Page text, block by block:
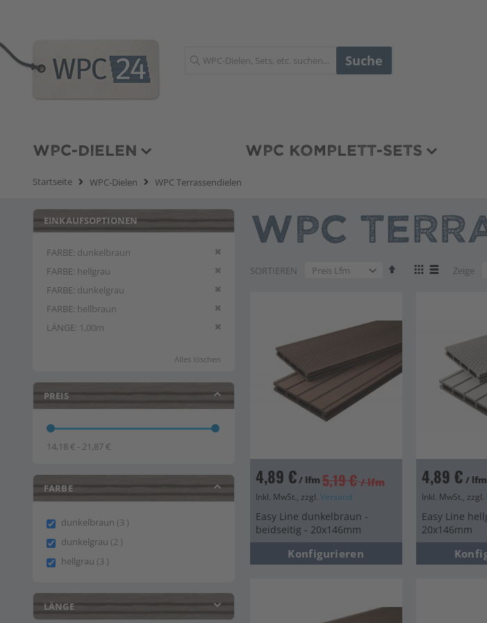
Suche
WPC-DIELEN WPC KOMPLETT-SETS
Startseite WPC-Dielen WPC Terrassendielen
WPC
SORTIEREN
AbsteigendAnzeigen
Zeige
4,89 €/ lfm 5,19 € / lfm
Inkl. MwSt., zzgl. Versand
Easy Line dunkelbraun -
beidseitig - 20x146mm
Konfigurieren
4,89 € / lfm
Inkl. MwSt., zzgl.
Easy Line
20x146mm
EINKAUFSOPTIONEN
FARBE dunkelbraun
Diesen Artikel entfernen
FARBE hellgrau
Diesen Artikel entfernen
FARBE dunkelgrau
Diesen Artikel entfernen
FARBE hellbraun
Diesen Artikel entfernen
LÄNGE 1,00m Diesen Artikel entfernen
Alles löschen
PREIS
14,18 € - 21,87 €
FARBE
dunkelbraun 3 items
dunkelgrau 2 items
hellgrau 3 items
LÄNGE